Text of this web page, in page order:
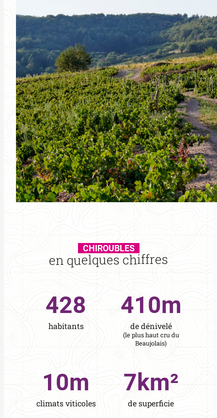
CHIROUBLES
en quelques chiffres
428
habitants
410m
de dénivelé
(le plus haut cru du
Beaujolais)
10m
climats viticoles
7km²
de superficie